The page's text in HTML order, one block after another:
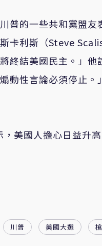
普的一些共和黨盟
卡利斯（Steve
終結美國民主。」
動性言論必須停止
美國人擔心日益升
川普 美國大選